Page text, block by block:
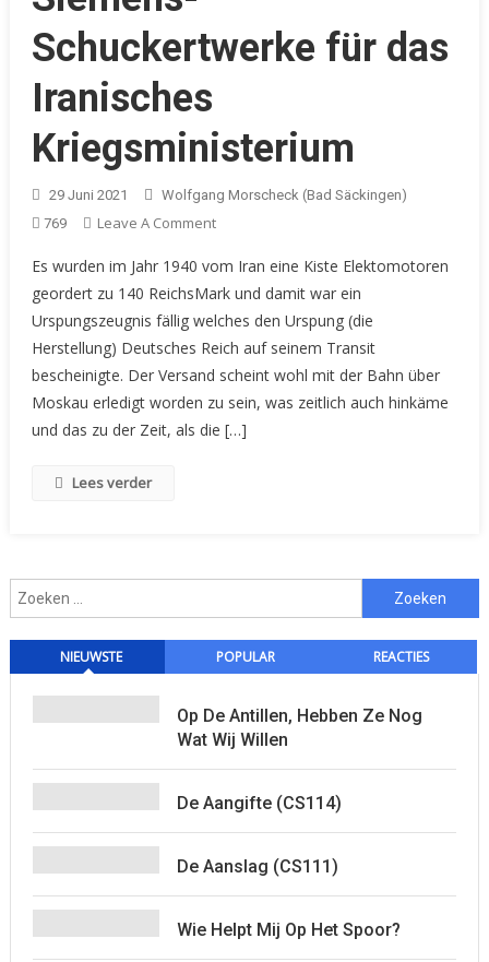
Schuckertwerke für das
Iranisches
Kriegsministerium
29 Juni 2021
Wolfgang Morscheck (Bad Säckingen)
769
Leave A CommentOn
Der
Siemens-
Schuckertwerke
Für
Das
Iranisches
Kriegsministerium
Es wurden im Jahr 1940 vom Iran eine Kiste Elektomotoren
geordert zu 140 ReichsMark und damit war ein
Urspungszeugnis fällig welches den Urspung (die
Herstellung) Deutsches Reich auf seinem Transit
bescheinigte. Der Versand scheint wohl mit der Bahn über
Moskau erledigt worden zu sein, was zeitlich auch hinkäme
und das zu der Zeit, als die […]
Lees verder
Zoeken
naar:
NIEUWSTE POPULAR REACTIES
Op De Antillen, Hebben Ze Nog
Wat Wij Willen
De Aangifte (CS114)
De Aanslag (CS111)
Wie Helpt Mij Op Het Spoor?